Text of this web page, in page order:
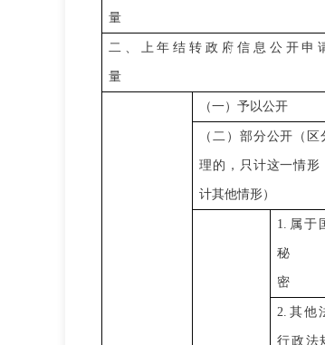
量
二、上年结转政府信息公开申
量
（一）予以公开
（二）部分公开（区
理的，只计这一情形
计其他情形）
1.属于
秘
密
2.其他
行政法